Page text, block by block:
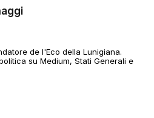
de l'Eco della Lunigiana.
su Medium, Stati Generali e